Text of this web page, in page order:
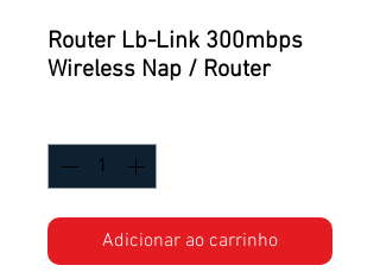
Router Lb-Link 300mbps
Wireless Nap / Router
Adicionar ao carrinho